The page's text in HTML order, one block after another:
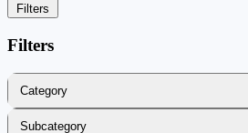
Filters
Filters
Category
IQTISODIYOT FANLARI
Subcategory